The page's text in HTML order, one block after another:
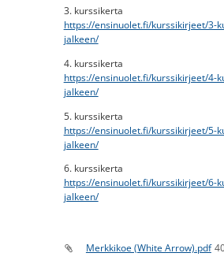
3. kurssikerta
https://ensinuolet.fi/kurssikirjeet/3-
jalkeen/
4. kurssikerta
https://ensinuolet.fi/kurssikirjeet/4-
jalkeen/
5. kurssikerta
https://ensinuolet.fi/kurssikirjeet/5-
jalkeen/
6. kurssikerta
https://ensinuolet.fi/kurssikirjeet/6-
jalkeen/
Merkkikoe (White Arrow).pdf